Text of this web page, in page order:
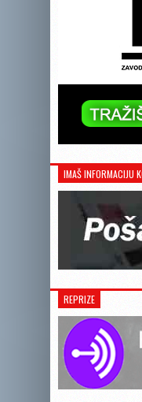
IMAŠ INFORMACIJU
REPRIZE